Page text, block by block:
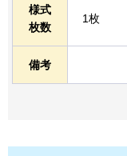
様式
枚数
1枚
備考